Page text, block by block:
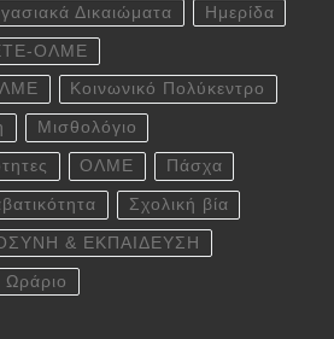
Δικαιώματα Ημερίδα
ΟΛΜΕ
Κοινωνικό Πολύκεντρο
Μισθολόγιο
ΟΛΜΕ Πάσχα
Σχολική βία
& ΕΚΠΑΙΔΕΥΣΗ
Ωράριο